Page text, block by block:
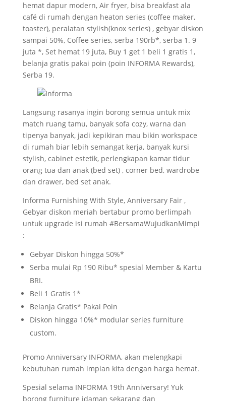
hemat dapur modern, Air fryer, bisa breakfast ala
café di rumah dengan heaton series (coffee maker,
toaster), peralatan stylish(knox series) , gebyar diskon
sampai 50%, Coffee series, serba 190rb*, serba 1. 9
juta *, Set hemat 19 juta, Buy 1 get 1 beli 1 gratis 1,
belanja gratis pakai poin (poin INFORMA Rewards),
Serba 19.
Langsung rasanya ingin borong semua untuk mix
match ruang tamu, banyak sofa cozy, warna dan
tipenya banyak, jadi kepikiran mau bikin workspace
di rumah biar lebih semangat kerja, banyak kursi
stylish, cabinet estetik, perlengkapan kamar tidur
orang tua dan anak (bed set) , corner bed, wardrobe
dan drawer, bed set anak.
Informa Furnishing With Style, Anniversary Fair ,
Gebyar diskon meriah bertabur promo berlimpah
untuk upgrade isi rumah #BersamaWujudkanMimpi
:
Gebyar Diskon hingga 50%*
Serba mulai Rp 190 Ribu* spesial Member & Kartu
BRI.
Beli 1 Gratis 1*
Belanja Gratis* Pakai Poin
Diskon hingga 10%* modular series furniture
custom.
Promo Anniversary INFORMA, akan melengkapi
kebutuhan rumah impian kita dengan harga hemat.
Spesial selama INFORMA 19th Anniversary! Yuk
borong furniture idaman sekarang dan